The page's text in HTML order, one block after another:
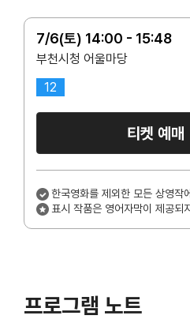
7/6(토) 14:00 - 15:48
부천시청 어울마당
12
티켓 예매
한국영화를 제외한 모든 상영작
표시 작품은 영어자막이 제공되
프로그램 노트